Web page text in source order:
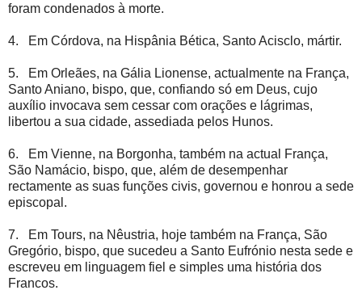
foram condenados à morte.
4. Em Córdova, na Hispânia Bética, Santo Acisclo, mártir.
5. Em Orleães, na Gália Lionense, actualmente na França,
Santo Aniano, bispo, que, confiando só em Deus, cujo
auxílio invocava sem cessar com orações e lágrimas,
libertou a sua cidade, assediada pelos Hunos.
6. Em Vienne, na Borgonha, também na actual França,
São Namácio, bispo, que, além de desempenhar
rectamente as suas funções civis, governou e honrou a sede
episcopal.
7. Em Tours, na Nêustria, hoje também na França, São
Gregório, bispo, que sucedeu a Santo Eufrónio nesta sede e
escreveu em linguagem fiel e simples uma história dos
Francos.